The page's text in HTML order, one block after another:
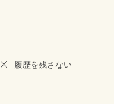
履歴を残さない